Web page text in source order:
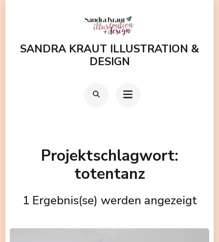
(EnterSANDRA KRAUT ILLUSTRATION &
DESIGN
Projektschlagwort:
totentanz
1 Ergebnis(se) werden angezeigt